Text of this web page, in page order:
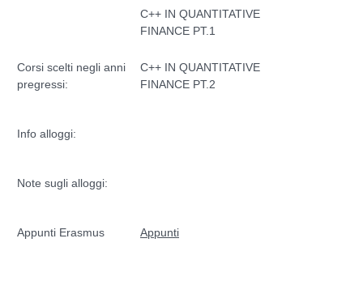
Corsi scelti negli anni
pregressi:
C++ IN QUANTITATIVE
FINANCE PT.1
C++ IN QUANTITATIVE
FINANCE PT.2
Info alloggi:
Note sugli alloggi:
Appunti Erasmus Appunti